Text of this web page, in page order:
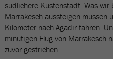
südlichere Küstenstadt. Was wir
Marrakesch aussteigen müssen
Kilometer nach Agadir fahren.
minütigen Flug von Marrakesch
zuvor gestrichen.